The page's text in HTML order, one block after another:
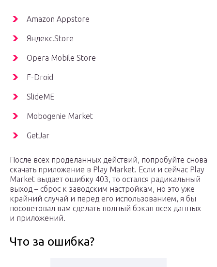
Amazon Appstore
Яндекс.Store
Opera Mobile Store
F-Droid
SlideME
Mobogenie Market
GetJar
После всех проделанных действий, попробуйте снова
скачать приложение в Play Market. Если и сейчас Play
Market выдает ошибку 403, то остался радикальный
выход – сброс к заводским настройкам, но это уже
крайний случай и перед его использованием, я бы
посоветовал вам сделать полный бэкап всех данных
и приложений.
Что за ошибка?